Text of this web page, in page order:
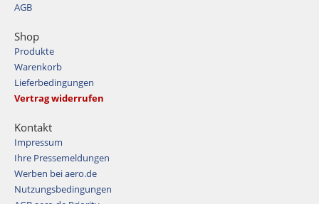
AGB
Shop
Produkte
Warenkorb
Lieferbedingungen
Vertrag widerrufen
Kontakt
Impressum
Ihre Pressemeldungen
Werben bei aero.de
Nutzungsbedingungen